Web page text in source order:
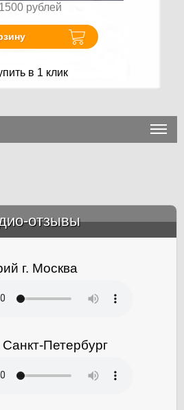
1500 рублей
в 1 клик
отзывы
г. Москва
Санкт-Петербург